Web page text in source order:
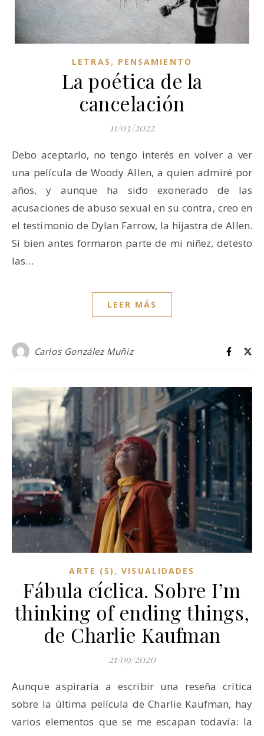
LETRAS , PENSAMIENTO
La poética de la
cancelación
11/03/2022
Debo aceptarlo, no tengo interés en volver a ver
una película de Woody Allen, a quien admiré por
años, y aunque ha sido exonerado de las
acusaciones de abuso sexual en su contra, creo en
el testimonio de Dylan Farrow, la hijastra de Allen.
Si bien antes formaron parte de mi niñez, detesto
las…
LEER MÁS
Carlos González Muñiz
ARTE (S) ,VISUALIDADES
Fábula cíclica. Sobre I’m
thinking of ending things,
de Charlie Kaufman
21/09/2020
Aunque aspiraría a escribir una reseña crítica
sobre la última película de Charlie Kaufman, hay
varios elementos que se me escapan todavía: la